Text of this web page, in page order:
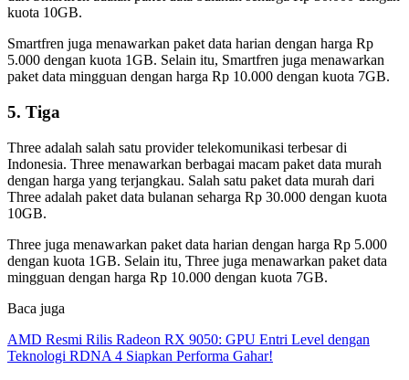
kuota 10GB.
Smartfren juga menawarkan paket data harian dengan harga Rp
5.000 dengan kuota 1GB. Selain itu, Smartfren juga menawarkan
paket data mingguan dengan harga Rp 10.000 dengan kuota 7GB.
5. Tiga
Three adalah salah satu provider telekomunikasi terbesar di
Indonesia. Three menawarkan berbagai macam paket data murah
dengan harga yang terjangkau. Salah satu paket data murah dari
Three adalah paket data bulanan seharga Rp 30.000 dengan kuota
10GB.
Three juga menawarkan paket data harian dengan harga Rp 5.000
dengan kuota 1GB. Selain itu, Three juga menawarkan paket data
mingguan dengan harga Rp 10.000 dengan kuota 7GB.
Baca juga
AMD Resmi Rilis Radeon RX 9050: GPU Entri Level dengan
Teknologi RDNA 4 Siapkan Performa Gahar!